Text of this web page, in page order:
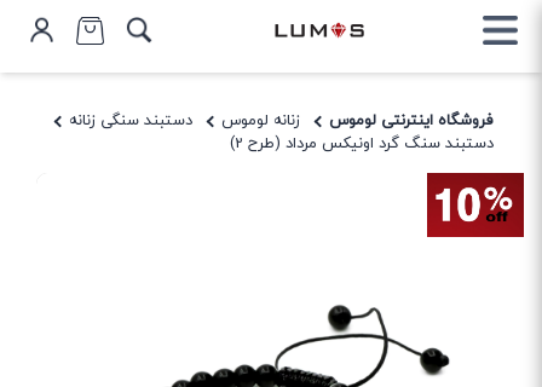
فروشگاه اینترنتی لوموس زنانه لوموس
دستبند سنگی زنانه
دستبند سنگ گرد اونیکس مرداد (طرح 2)